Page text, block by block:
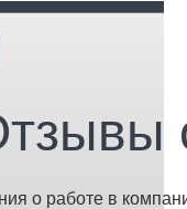
о работе в